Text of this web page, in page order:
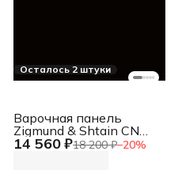
Осталось 2 штуки
14 560 ₽18 200 ₽−20%
Варочная панель
Zigmund & Shtain CN
52.6 B